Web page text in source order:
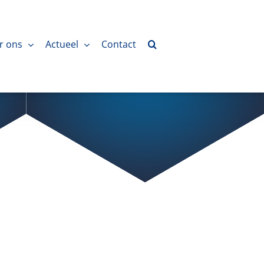
ons Actueel Contact